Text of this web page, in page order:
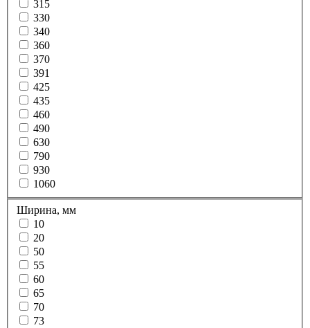
315
330
340
360
370
391
425
435
460
490
630
790
930
1060
Ширина, мм
10
20
50
55
60
65
70
73